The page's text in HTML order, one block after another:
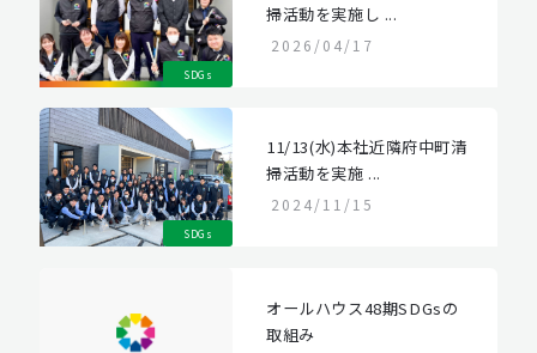
SDGs
掃活動を実施し ...
2026/04/17
SDGs
11/13(水)本社近隣府中町清
掃活動を実施 ...
2024/11/15
オールハウス48期SDGsの
取組み